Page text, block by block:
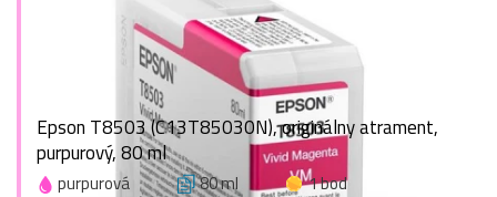
Epson T8503 (C13T85030N), originálny atrament,
purpurový, 80 ml
purpurová 80 ml
1 bod